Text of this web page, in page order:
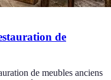
de
de meubles anciens